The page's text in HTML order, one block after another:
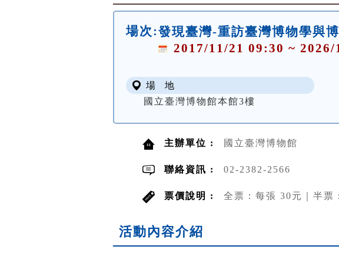
場次:發現臺灣-重訪臺灣博物學與
2017/11/21 09:30 ~ 2026/
場 地
國立臺灣博物館本館3樓
主辦單位 : 國立臺灣博物館
聯絡資訊 : 02-2382-2566
票價說明 : 全票：每張 30元｜半票
活動內容介紹